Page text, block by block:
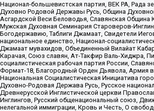
Национал-большевистская партия, ВЕК РА, Рада
Духовно Родовой Державы Русь, Община
Асгардской Веси Беловодья, Славянская Община
Мужская Духовная Семинария Староверов-
Богодержавию, Таблиги Джамаат, Свидетели
национальное единство, Национал-
Джамаат мувахидов, Объединенный Вилайат
Карачая, Союз славян, Ат-Такфир Валь-Хиджра,
социалистическая рабочая партия России,
Формат-18, Благородный Орден Дьявола, Армия
Национальная Социалистическая Инициатива
Духовно-Родовая Держава Русь, Русское
Древнерусской Инглистической церкви
Инглингов, Русский общенациональный союз,
нелегальной иммиграции, Кровь и Честь, О